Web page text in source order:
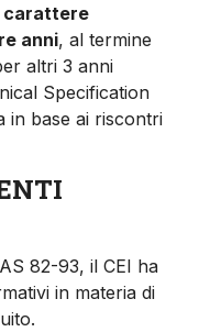
carattere
anni, al termine
al­tri 3 anni
Specification
in ba­se ai riscontri
82-93, il CEI ha
in materia di